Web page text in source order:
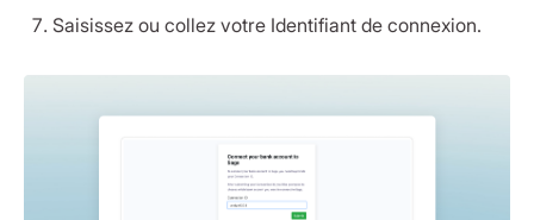
Saisissez ou collez votre Identifiant de connexion.